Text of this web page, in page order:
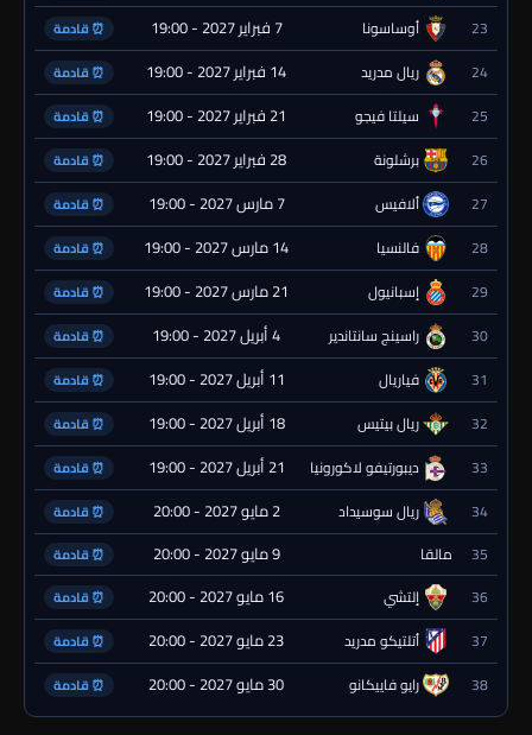
23 أوساسونا 7 فبراير 2027 - 19:00 ⏰ قادمة
24 ريال مدريد 14 فبراير 2027 - 19:00 ⏰ قادمة
25 سيلتا فيجو 21 فبراير 2027 - 19:00 ⏰ قادمة
26 برشلونة 28 فبراير 2027 - 19:00 ⏰ قادمة
27 ألافيس 7 مارس 2027 - 19:00 ⏰ قادمة
28 فالنسيا 14 مارس 2027 - 19:00 ⏰ قادمة
29 إسبانيول 21 مارس 2027 - 19:00 ⏰ قادمة
30 راسينج سانتاندير 4 أبريل 2027 - 19:00 ⏰ قادمة
31 فياريال 11 أبريل 2027 - 19:00 ⏰ قادمة
32 ريال بيتيس 18 أبريل 2027 - 19:00 ⏰ قادمة
33 ديبورتيفو لاكورونيا 21 أبريل 2027 - 19:00 ⏰ قادمة
34 ريال سوسيداد 2 مايو 2027 - 20:00 ⏰ قادمة
35 مالقا 9 مايو 2027 - 20:00 ⏰ قادمة
36 إلتشي 16 مايو 2027 - 20:00 ⏰ قادمة
37 أتلتيكو مدريد 23 مايو 2027 - 20:00 ⏰ قادمة
38 رايو فاييكانو 30 مايو 2027 - 20:00 ⏰ قادمة